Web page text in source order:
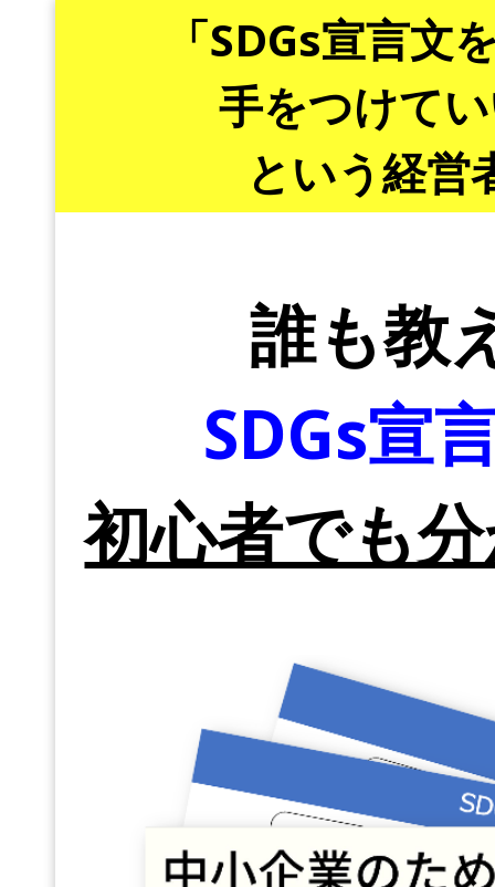
「SDGs宣言
手をつけて
という経営
誰も教
SDGs宣
初心者でも